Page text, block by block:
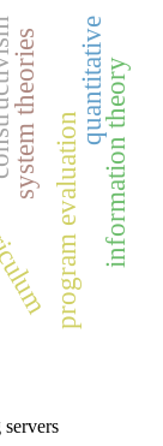
system theoriesprogram evaluation
quantitativeinformation theory